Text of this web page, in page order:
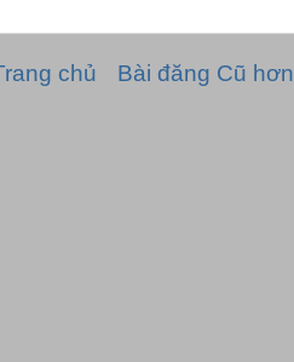
Bài đăng Cũ hơn
chủ